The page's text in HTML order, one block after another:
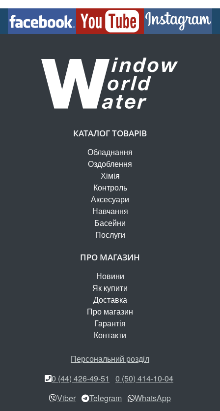
КАТАЛОГ ТОВАРІВ
Обладнання
Оздоблення
Хімія
Контроль
Аксесуари
Навчання
Басейни
Послуги
ПРО МАГАЗИН
Новини
Як купити
Доставка
Про магазин
Гарантія
Контакти
Персональний розділ
0 (44) 426-49-51
0 (50) 414-10-04
Viber
Telegram WhatsApp